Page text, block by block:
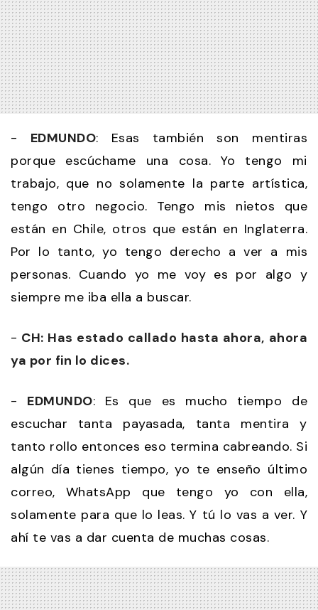
- EDMUNDO: Esas también son mentiras
porque escúchame una cosa. Yo tengo mi
trabajo, que no solamente la parte artística,
tengo otro negocio. Tengo mis nietos que
están en Chile, otros que están en Inglaterra.
Por lo tanto, yo tengo derecho a ver a mis
personas. Cuando yo me voy es por algo y
siempre me iba ella a buscar.
- CH: Has estado callado hasta ahora, ahora
ya por fin lo dices.
- EDMUNDO: Es que es mucho tiempo de
escuchar tanta payasada, tanta mentira y
tanto rollo entonces eso termina cabreando. Si
algún día tienes tiempo, yo te enseño último
correo, WhatsApp que tengo yo con ella,
solamente para que lo leas. Y tú lo vas a ver. Y
ahí te vas a dar cuenta de muchas cosas.